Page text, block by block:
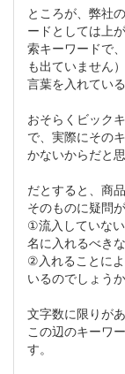
ところが、弊社
ードとしては上
索キーワードで
も出ていません
言葉を入れてい
おそらくビック
で、実際にその
かないからだと思
だとすると、商
そのものに疑問
①流入していな
名に入れるべき
②入れることに
いるのでしょう
文字数に限りが
この辺のキーワ
す。